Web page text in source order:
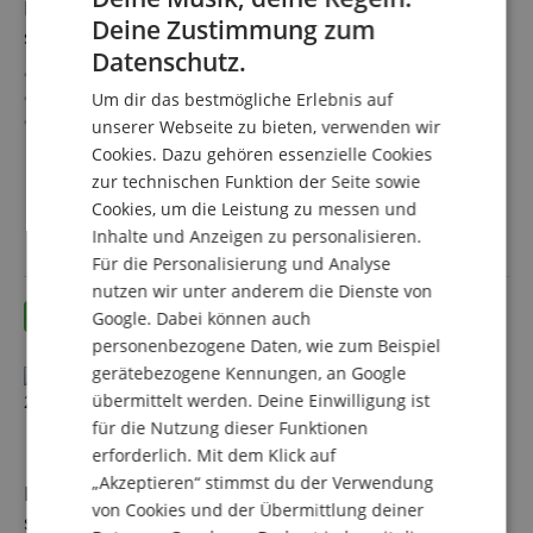
Pronomic HLS-560 BK 360° Outdoor-Lautsprecher
schwarz 240 Watt
2-Wege 360° Garten-Lautsprecher
Ideal für Garten, Restaurant, Spielplatz, Freizeitpark, etc.
360° Schallverteilung
Belastbarkeit: 60/120/240 Watt (RMS/Musikleistung/Peak
Wasser- und UV-resistent (IP56)
70/100V-Option
mehr anzeigen
149,90 €
Versandkostenfrei (AT)
inkl. MwSt.
Pronomic HLS-560 BK 360° Outdoor-Lautsprecher
schwarz 2x Set
FRENCH
SPANISH
Deine Zustimmung zum
Datenschutz.
Um dir das bestmögliche Erlebnis auf
unserer Webseite zu bieten, verwenden wir
Cookies. Dazu gehören essenzielle Cookies
zur technischen Funktion der Seite sowie
Cookies, um die Leistung zu messen und
Inhalte und Anzeigen zu personalisieren.
Für die Personalisierung und Analyse
nutzen wir unter anderem die Dienste von
Google. Dabei können auch
personenbezogene Daten, wie zum Beispiel
gerätebezogene Kennungen, an Google
übermittelt werden. Deine Einwilligung ist
für die Nutzung dieser Funktionen
erforderlich. Mit dem Klick auf
„Akzeptieren“ stimmst du der Verwendung
von Cookies und der Übermittlung deiner